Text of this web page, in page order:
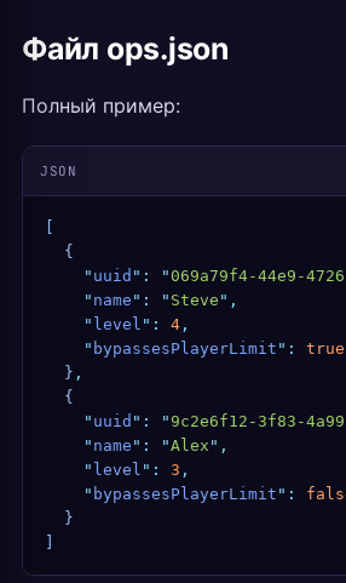
Файл ops.json
Полный пример:
JSON
  {
    "
uuid " : "069a79f4-44e9-
    "
name " : " Steve " ,
    "
level " : 4 ,
    "
bypassesPlayerLimit " :
true
  }
,
  {
    "
uuid " : " 9c2e6f12-3f83-
    "
name " : "Alex " ,
    "
level " : 3 ,
    "
bypassesPlayerLimit " :
  }